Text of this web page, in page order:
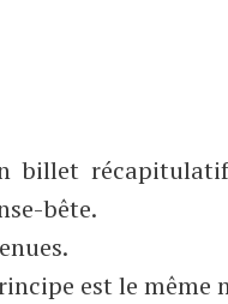
billet
bête.
est le même